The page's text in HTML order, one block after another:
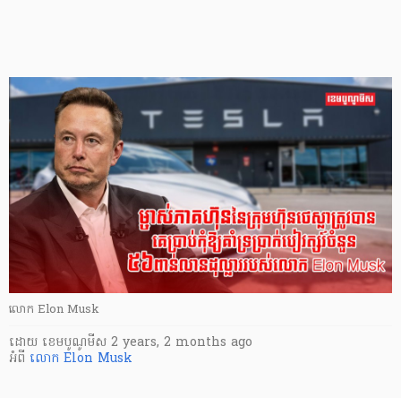
លោក Elon Musk
ដោយ ​ ខេមបូណូមីស 2 years, 2 months ago
អំពី លោក Elon Musk